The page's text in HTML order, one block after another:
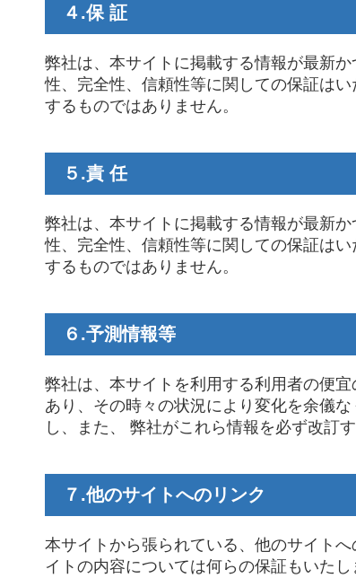
４.保 証
弊社は、本サイトに掲載する情報が最新
性、完全性、信頼性等に関しての保証は
するものではありません。
５.責 任
弊社は、本サイトに掲載する情報が最新
性、完全性、信頼性等に関しての保証は
するものではありません。
６.予測情報等
弊社は、本サイトを利用する利用者の便
あり、その時々の状況により変化を余儀
し、また、 弊社がこれら情報を必ず改訂
７.他のサイトへのリンク
本サイトから張られている、他のサイト
イトの内容については何らの保証もいた